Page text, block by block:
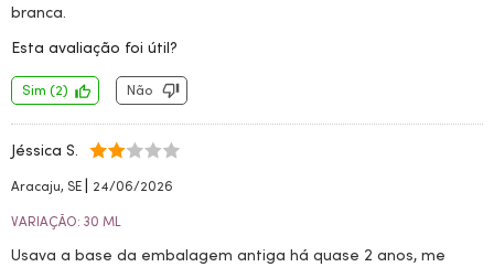
branca.
Esta avaliação foi útil?
Sim (2) Não
Jéssica S.
Aracaju, SE | 24/06/2026
VARIAÇÃO: 30 ML
Usava a base da embalagem antiga há quase 2 anos, me